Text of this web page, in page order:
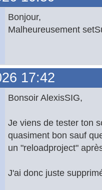
Bonjour,
Malheureusement
17:42
Bonsoir AlexisSIG,
Je viens de tester ton
quasiment bon sauf
un "reloadproject"
J'ai donc juste